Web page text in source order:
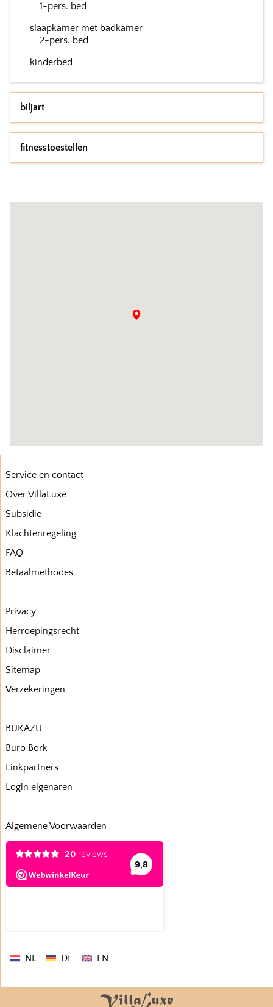
1-pers. bed
slaapkamer met badkamer
2-pers. bed
kinderbed
biljart
fitnesstoestellen
Service en contact
Over VillaLuxe
Subsidie
Klachtenregeling
FAQ
Betaalmethodes
Privacy
Herroepingsrecht
Disclaimer
Sitemap
Verzekeringen
BUKAZU
Buro Bork
Linkpartners
Login eigenaren
Algemene Voorwaarden
NL DE EN